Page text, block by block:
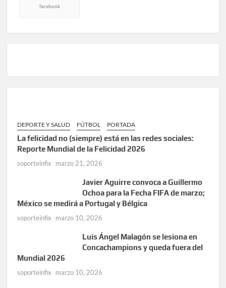
facebook
DEPORTE Y SALUD FÚTBOL PORTADA
La felicidad no (siempre) está en las redes sociales:
Reporte Mundial de la Felicidad 2026
soporteinfix marzo 21, 2026
Javier Aguirre convoca a Guillermo
Ochoa para la Fecha FIFA de marzo;
México se medirá a Portugal y Bélgica
soporteinfix marzo 10, 2026
Luis Ángel Malagón se lesiona en
Concachampions y queda fuera del
Mundial 2026
soporteinfix marzo 10, 2026